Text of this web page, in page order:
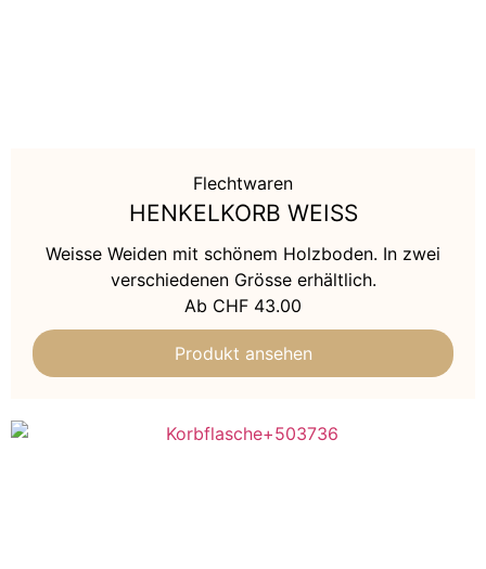
Flechtwaren
HENKELKORB WEISS
Weisse Weiden mit schönem Holzboden. In zwei
verschiedenen Grösse erhältlich.
Ab CHF 43.00
Produkt ansehen